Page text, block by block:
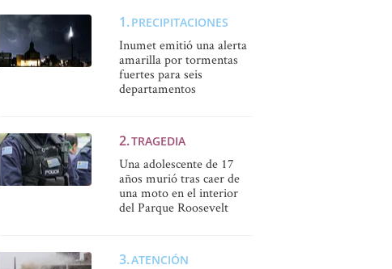
PRECIPITACIONES
Inumet emitió una alerta
amarilla por tormentas
fuertes para seis
departamentos
TRAGEDIA
Una adolescente de 17
años murió tras caer de
una moto en el interior
del Parque Roosevelt
ATENCIÓN